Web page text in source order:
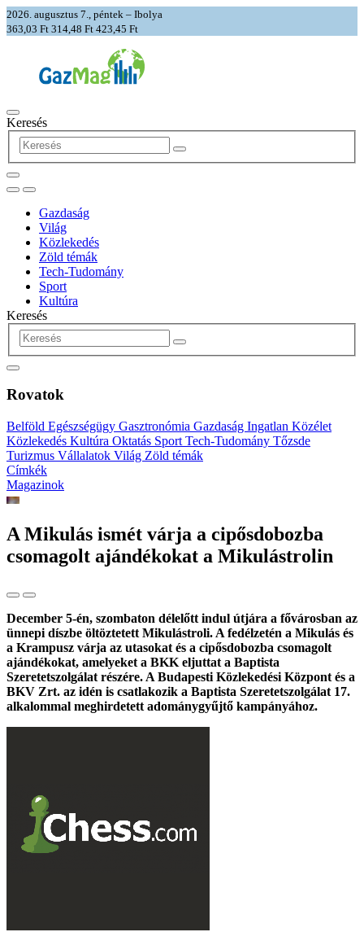
2026. augusztus 7., péntek – Ibolya
363,03 Ft 314,48 Ft 423,45 Ft
Keresés
Gazdaság
Világ
Közlekedés
Zöld témák
Tech-Tudomány
Sport
Kultúra
Keresés
Rovatok
Belföld Egészségügy Gasztronómia Gazdaság Ingatlan Közélet
Közlekedés Kultúra Oktatás Sport Tech-Tudomány Tőzsde
Turizmus Vállalatok Világ Zöld témák
Címkék
Magazinok
A Mikulás ismét várja a cipősdobozba
csomagolt ajándékokat a Mikulástrolin
December 5-én, szombaton délelőtt indul útjára a fővárosban az
ünnepi díszbe öltöztetett Mikulástroli. A fedélzetén a Mikulás és
a Krampusz várja az utasokat és a cipősdobozba csomagolt
ajándékokat, amelyeket a BKK eljuttat a Baptista
Szeretetszolgálat részére. A Budapesti Közlekedési Központ és a
BKV Zrt. az idén is csatlakozik a Baptista Szeretetszolgálat 17.
alkalommal meghirdetett adománygyűjtő kampányához.